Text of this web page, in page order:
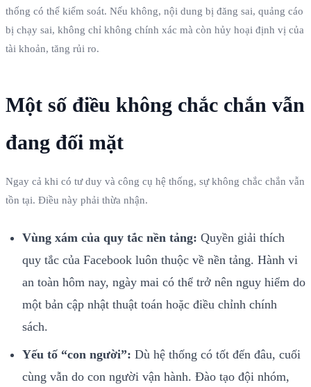
thống có thể kiểm soát. Nếu không, nội dung bị đăng sai, quảng cáo
bị chạy sai, không chỉ không chính xác mà còn hủy hoại định vị của
tài khoản, tăng rủi ro.
Một số điều không chắc chắn vẫn
đang đối mặt
Ngay cả khi có tư duy và công cụ hệ thống, sự không chắc chắn vẫn
tồn tại. Điều này phải thừa nhận.
Vùng xám của quy tắc nền tảng: Quyền giải thích
quy tắc của Facebook luôn thuộc về nền tảng. Hành vi
an toàn hôm nay, ngày mai có thể trở nên nguy hiểm do
một bản cập nhật thuật toán hoặc điều chỉnh chính
sách.
Yếu tố “con người”: Dù hệ thống có tốt đến đâu, cuối
cùng vẫn do con người vận hành. Đào tạo đội nhóm,